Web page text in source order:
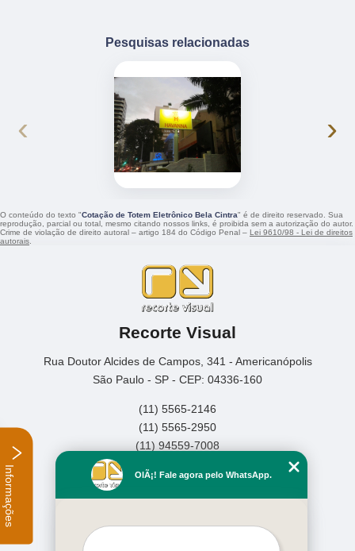
Pesquisas relacionadas
‹ ›
O conteúdo do texto "Cotação de Totem Eletrônico Bela Cintra" é de direito reservado. Sua
reprodução, parcial ou total, mesmo citando nossos links, é proibida sem a autorização do autor.
Crime de violação de direito autoral – artigo 184 do Código Penal – Lei 9610/98 - Lei de direitos
autorais
Recorte Visual
Rua Doutor Alcides de Campos, 341 - Americanópolis
São Paulo - SP - CEP: 04336-160
(11) 5565-2146
(11) 5565-2950
(11) 94559-7008
Home
Serviços
OlÃ¡! Fale agora pelo WhatsApp.
Informações